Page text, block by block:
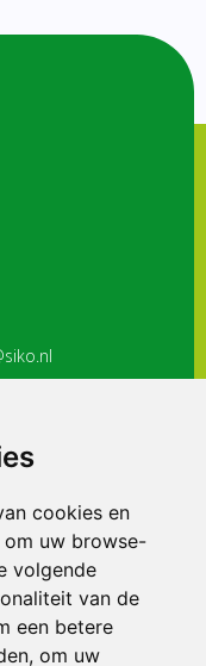
cookies en
uw browse-
volgende
van de
een betere
, om uw